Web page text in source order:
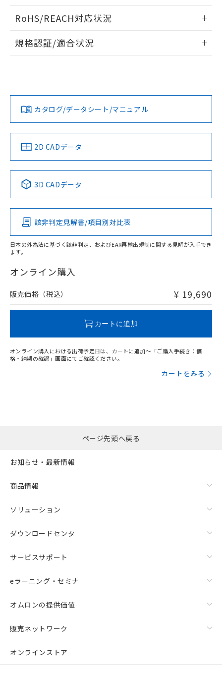
タイムチャート
A: 700mm以上、B: 480mm以上
150mm以上、n: 180mm以上
検出物体の大きさと材質による影響
検出領域
ドすることができます。
ログイン/会員登録
ダウンロードデータをご利用いただく前に、以下を必ずお読
みください。
ソフトウェアの使用条件
RoHS/REACH対応状況
EU RoHS 注意事項・凡例
対応済み
中国 RoHS 注意事項・凡例
Pb Hg Cd Cr(VI)
O
在庫等で未対応品が混在する可能性があります。
問い合わせください。
規格認証/適合状況
LR型式承認
（イギリス
船舶規格）
DNV型式承認
（ノルウェー
BV型式承認
（フランス
KR型式
（韓国
No No No No
この製品の規格認証/適合状況ページへ
その他の認証はこちらのページからご検索ください
カタログ/データシート/マニュアル
2D CADデータ
3D CADデータ
該非判定見解書/項目別対比表
日本の外為法に基づく該非判定、およびEAR再輸出規制に関する見解が入手でき
ます。
オンライン購入
販売価格（税込） ¥ 19,690
カートに追加
オンライン購入における出荷予定日は、カートに追加～「ご購入手続き：価
格・納期の確認」画面にてご確認ください。
カートをみる
ページ先頭へ戻る
お知らせ・最新情報
商品情報
ソリューション
ダウンロードセンタ
サービスサポート
eラーニング・セミナ
オムロンの提供価値
販売ネットワーク
オンラインストア